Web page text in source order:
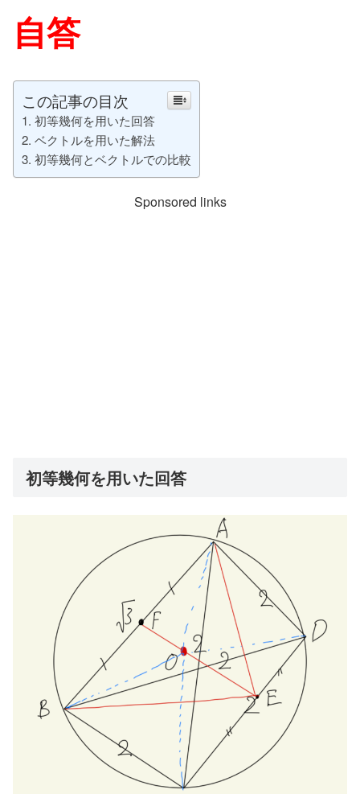
自答
この記事の目次
初等幾何を用いた回答
ベクトルを用いた解法
初等幾何とベクトルでの比較
Sponsored links
初等幾何を用いた回答